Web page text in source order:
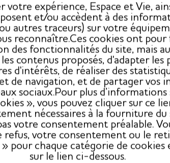
6 : Ajouter
les baies de
genièvre ou
7 : Ajouter le
8 : Couvrir
9 : Laisser
10 :
votre expérience, Espace et Vie,
et/ou accèdent à des
autres traceurs) sur votre
reconnaître.Ces cookies ont pour
des fonctionnalités du site, mais
contenus proposés, d'adapter les
d'intérêts, de réaliser des
de navigation, et de partager vos
sociaux.Pour plus
», vous pouvez cliquer sur ce
nécessaires à la fourniture du
votre consentement préalable.
refus, votre consentement ou le
pour chaque catégorie de cookies
sur le lien ci-dessous.